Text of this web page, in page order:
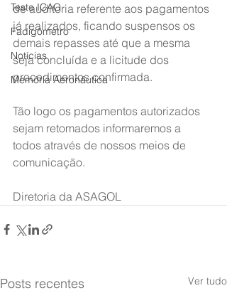
Teste ICAO
Fadigômetro
Notícias
Memória Aeronáutica
de auditoria referente aos pagamentos
já realizados, ficando suspensos os
demais repasses até que a mesma
seja concluída e a licitude dos
procedimentos confirmada.
Tão logo os pagamentos autorizados
sejam retomados informaremos a
todos através de nossos meios de
comunicação.
Diretoria da ASAGOL
Posts recentes Ver tudo